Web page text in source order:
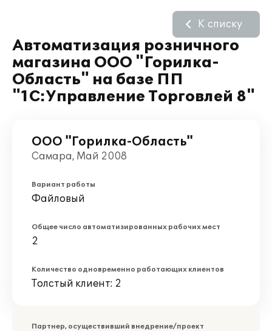
Автоматизация розничного
магазина ООО "Горилка-
Область" на базе ПП
"1С:Управление Торговлей 8"
К списку
ООО "Горилка-Область"
Самара, Май 2008
Вариант работы
Файловый
Общее число автоматизированных рабочих мест
2
Количество одновременно работающих клиентов
Толстый клиент: 2
Партнер, осуществивший внедрение/проект